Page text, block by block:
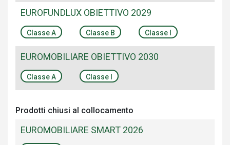
EUROFUNDLUX OBIETTIVO 2029
Classe A Classe B Classe I
EUROMOBILIARE OBIETTIVO 2030
Classe A Classe I
Prodotti chiusi al collocamento
EUROMOBILIARE SMART 2026